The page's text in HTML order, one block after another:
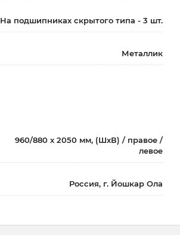
На подшипниках скрытого типа - 3 шт.
Металлик
960/880 х 2050 мм, (ШхВ) / правое /
левое
Россия, г. Йошкар Ола